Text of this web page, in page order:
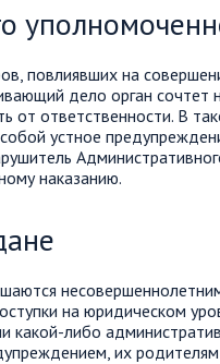
повлиявших на
дело орган сочтет
ответственности. В
устное
наказанию.
на юридическом
какой-либо
их родителям